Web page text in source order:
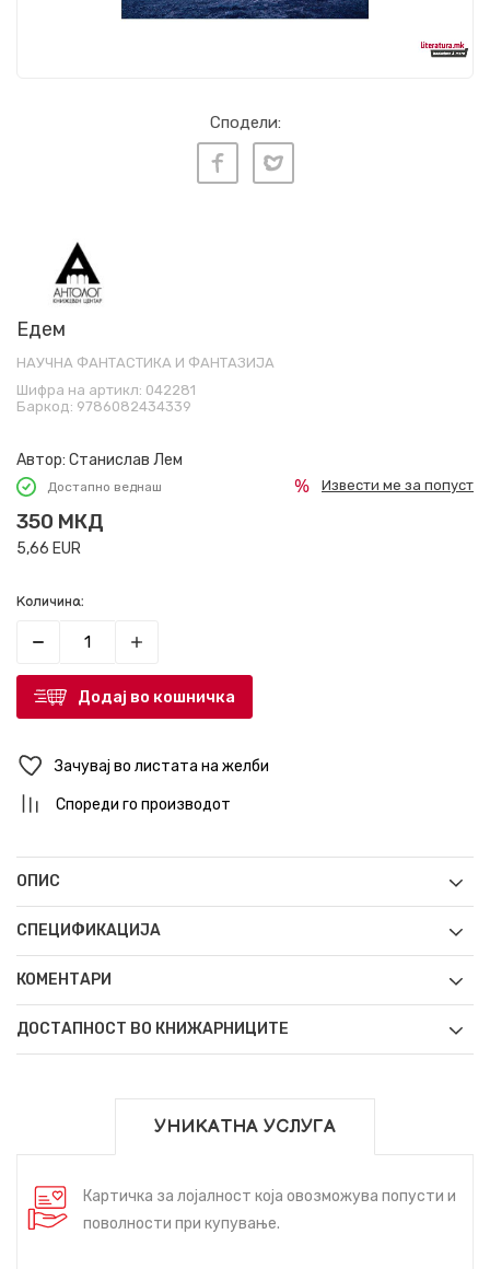
Сподели:
Едем
НАУЧНА ФАНТАСТИКА И ФАНТАЗИЈА
Шифра на артикл: 042281
Баркод: 9786082434339
Автор: Станислав Лем
Достапно веднаш
350 МКД
5,66 EUR
Извести ме за попуст
Количина:
Додај во кошничка
Зачувај во листата на желби
Спореди го производот
ОПИС
СПЕЦИФИКАЦИЈА
КОМЕНТАРИ
ДОСТАПНОСТ ВО КНИЖАРНИЦИТЕ
УНИКАТНА УСЛУГА
Картичка за лојалност која овозможува попусти и
поволности при купување.